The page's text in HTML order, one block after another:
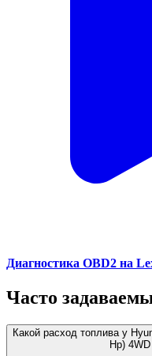
Диагностика OBD2 на
Часто
Какой расход топлива у
Hp)